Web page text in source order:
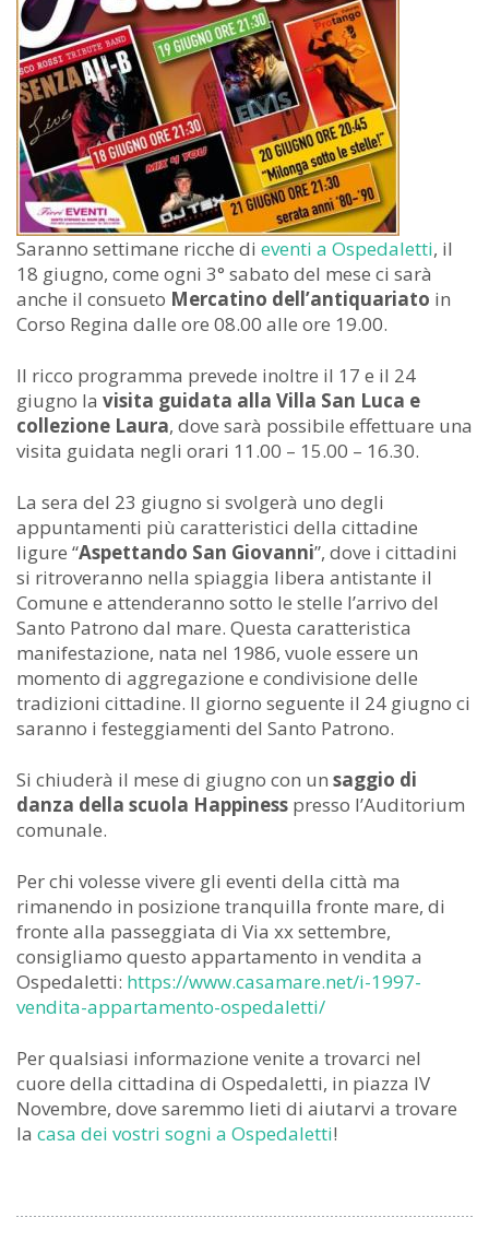
Saranno settimane ricche di eventi a Ospedaletti, il
18 giugno, come ogni 3° sabato del mese ci sarà
anche il consueto Mercatino dell’antiquariato in
Corso Regina dalle ore 08.00 alle ore 19.00.
Il ricco programma prevede inoltre il 17 e il 24
giugno la visita guidata alla Villa San Luca e
collezione Laura, dove sarà possibile effettuare una
visita guidata negli orari 11.00 – 15.00 – 16.30.
La sera del 23 giugno si svolgerà uno degli
appuntamenti più caratteristici della cittadine
ligure “Aspettando San Giovanni”, dove i cittadini
si ritroveranno nella spiaggia libera antistante il
Comune e attenderanno sotto le stelle l’arrivo del
Santo Patrono dal mare. Questa caratteristica
manifestazione, nata nel 1986, vuole essere un
momento di aggregazione e condivisione delle
tradizioni cittadine. Il giorno seguente il 24 giugno ci
saranno i festeggiamenti del Santo Patrono.
Si chiuderà il mese di giugno con un saggio di
danza della scuola Happiness presso l’Auditorium
comunale.
Per chi volesse vivere gli eventi della città ma
rimanendo in posizione tranquilla fronte mare, di
fronte alla passeggiata di Via xx settembre,
consigliamo questo appartamento in vendita a
Ospedaletti: https://www.casamare.net/i-1997-
vendita-appartamento-ospedaletti/
Per qualsiasi informazione venite a trovarci nel
cuore della cittadina di Ospedaletti, in piazza IV
Novembre, dove saremmo lieti di aiutarvi a trovare
la casa dei vostri sogni a Ospedaletti!